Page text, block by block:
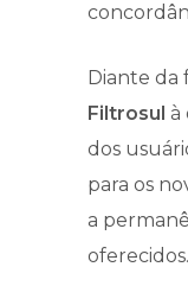
Diante da
Filtrosul à
dos
para os
a
oferecidos.